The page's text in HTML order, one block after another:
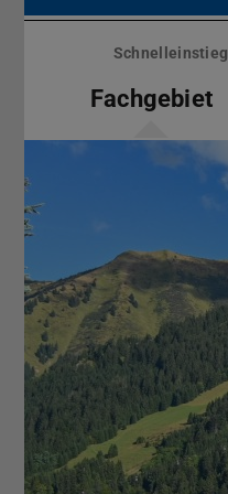
Menü
überspringenSchnelleinstieg
Fachgebiet